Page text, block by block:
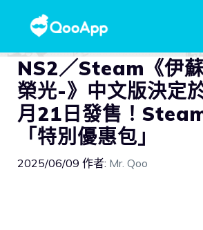
NS2／Steam《伊
榮光-》中文版決定
月21日發售！
「特別優惠包」
2025/06/09 作者: Mr. Qoo